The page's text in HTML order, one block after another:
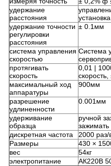
удержание
расстояния
установка
удержание точности
регулировки
расстояния
± 0.1мм
система управления
скоростью
Система
протягивать
скорость
0,01 |
максимальный ход
аппаратуры
900мм
разрешение
удлиненности
0.001мм
удерживание
образца
ручной
зажимать
дискретная частота
2000 раз/
Размеры
430 ×
вес
54кг
электропитание
АК220В